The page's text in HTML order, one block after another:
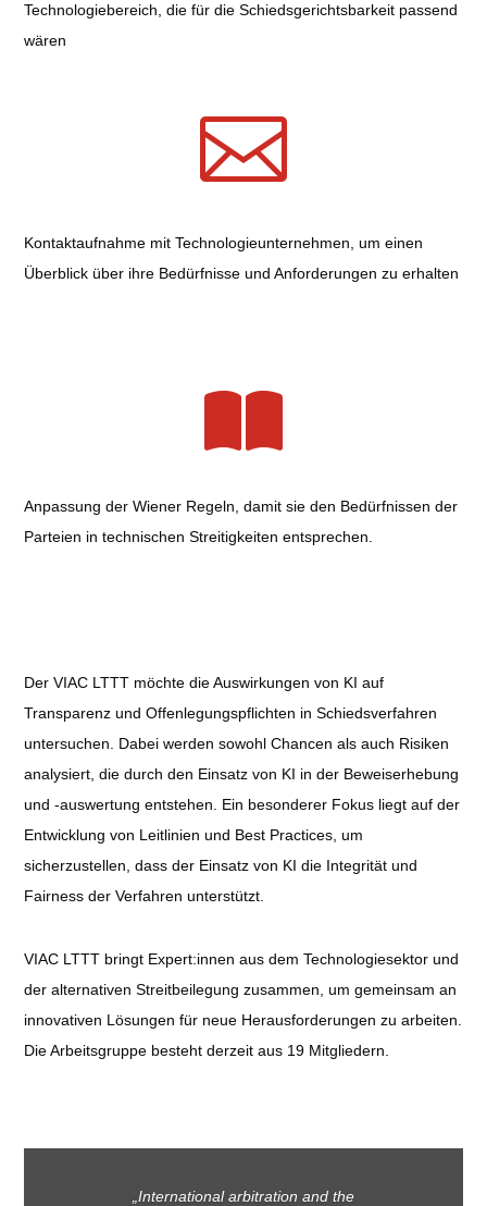
Technologiebereich, die für die Schiedsgerichtsbarkeit passend
wären

Kontaktaufnahme mit Technologieunternehmen, um einen
Überblick über ihre Bedürfnisse und Anforderungen zu erhalten
Anpassung der Wiener Regeln, damit sie den Bedürfnissen der
Parteien in technischen Streitigkeiten entsprechen.
Der VIAC LTTT möchte die Auswirkungen von KI auf
Transparenz und Offenlegungspflichten in Schiedsverfahren
untersuchen. Dabei werden sowohl Chancen als auch Risiken
analysiert, die durch den Einsatz von KI in der Beweiserhebung
und -auswertung entstehen. Ein besonderer Fokus liegt auf der
Entwicklung von Leitlinien und Best Practices, um
sicherzustellen, dass der Einsatz von KI die Integrität und
Fairness der Verfahren unterstützt.
VIAC LTTT bringt Expert:innen aus dem Technologiesektor und
der alternativen Streitbeilegung zusammen, um gemeinsam an
innovativen Lösungen für neue Herausforderungen zu arbeiten.
Die Arbeitsgruppe besteht derzeit aus 19 Mitgliedern.
„International arbitration and the